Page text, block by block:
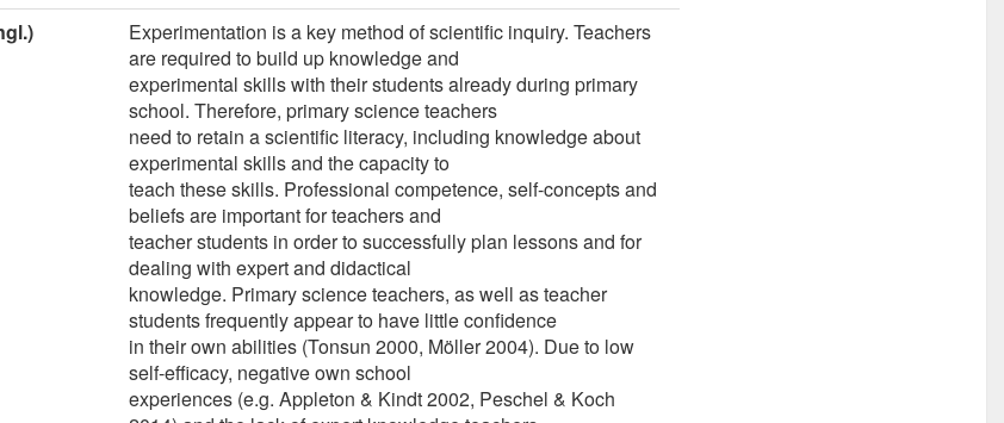
Experimentation is a key method of scientific inquiry. Teachers
are required to build up knowledge and
experimental skills with their students already during primary
school. Therefore, primary science teachers
need to retain a scientific literacy, including knowledge about
experimental skills and the capacity to
teach these skills. Professional competence, self-concepts and
beliefs are important for teachers and
teacher students in order to successfully plan lessons and for
dealing with expert and didactical
knowledge. Primary science teachers, as well as teacher
students frequently appear to have little confidence
in their own abilities (Tonsun 2000, Möller 2004). Due to low
self-efficacy, negative own school
experiences (e.g. Appleton & Kindt 2002, Peschel & Koch